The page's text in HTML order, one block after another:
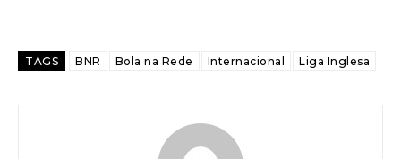
TAGS BNR Bola na Rede Internacional Liga Inglesa